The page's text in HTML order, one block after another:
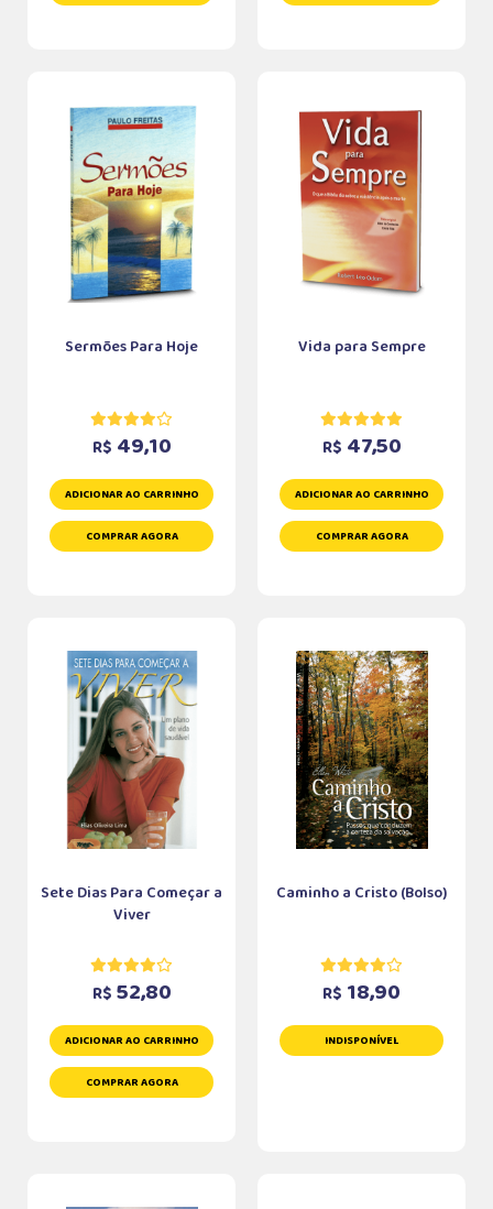
Sermões Para Hoje
R$ 49,10
ADICIONAR AO CARRINHO
COMPRAR AGORA
Vida para Sempre
R$ 47,50
ADICIONAR AO CARRINHO
COMPRAR AGORA
Sete Dias Para Começar a
Viver
R$ 52,80
ADICIONAR AO CARRINHO
COMPRAR AGORA
Caminho a Cristo (Bolso)
R$ 18,90
INDISPONÍVEL